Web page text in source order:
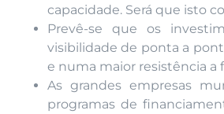
capacidade. Será que isto
Prevê-se que os
visibilidade de ponta a
e numa maior resistência a
As grandes empresas
programas de